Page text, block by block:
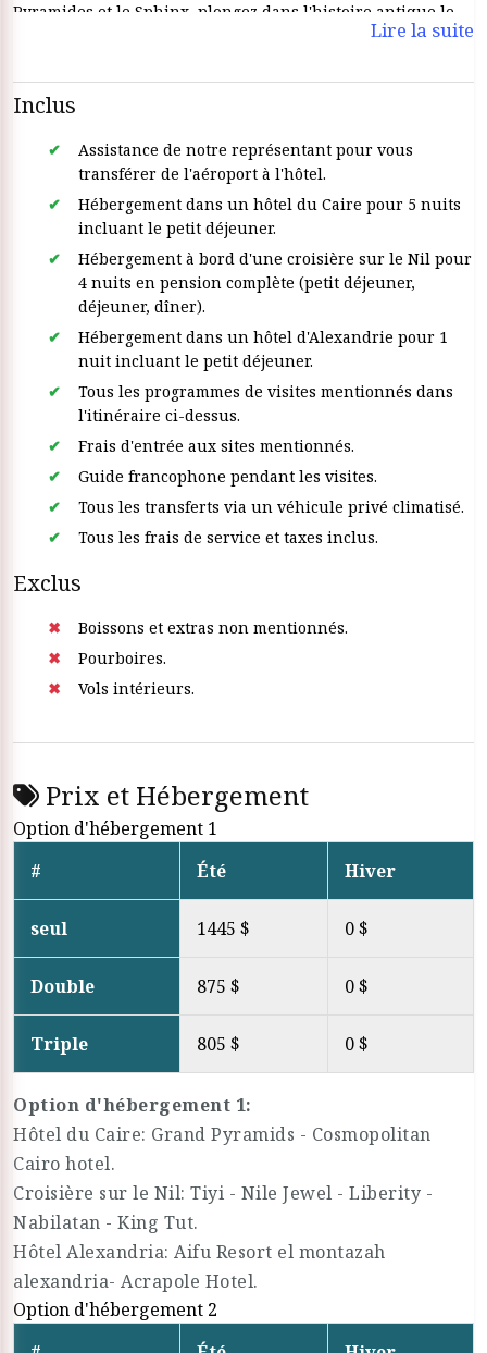
Pyramides et le Sphinx, plongez dans l'histoire antique le
luxueux et un mélange parfait d'histoire et de détente, cette
visite complète promet un voyage inoubliable à travers le
riche patrimoine de l'Égypte.
Lire la suite
Inclus
Assistance de notre représentant pour vous
transférer de l'aéroport à l'hôtel.
Hébergement dans un hôtel du Caire pour 5 nuits
incluant le petit déjeuner.
Hébergement à bord d'une croisière sur le Nil pour
4 nuits en pension complète (petit déjeuner,
déjeuner, dîner).
Hébergement dans un hôtel d'Alexandrie pour 1
nuit incluant le petit déjeuner.
Tous les programmes de visites mentionnés dans
l'itinéraire ci-dessus.
Frais d'entrée aux sites mentionnés.
Guide francophone pendant les visites.
Tous les transferts via un véhicule privé climatisé.
Tous les frais de service et taxes inclus.
Exclus
Boissons et extras non mentionnés.
Pourboires.
Vols intérieurs.
Prix et Hébergement
Option d'hébergement 1
#
Été Hiver
seul 1445 $ 0 $
Double 875 $ 0 $
Triple 805 $ 0 $
Option d'hébergement 1:
Hôtel du Caire: Grand Pyramids - Cosmopolitan
Cairo hotel.
Croisière sur le Nil: Tiyi - Nile Jewel - Liberity -
Nabilatan - King Tut.
Hôtel Alexandria: Aifu Resort el montazah
alexandria- Acrapole Hotel.
Option d'hébergement 2